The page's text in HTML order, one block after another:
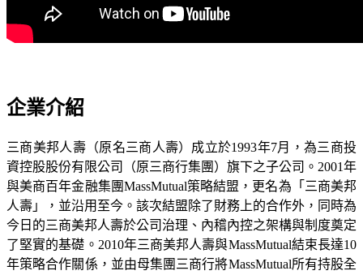
企業介紹
三商美邦人壽（原名三商人壽）成立於1993年7月，為三商投
資控股股份有限公司（原三商行集團）旗下之子公司。2001年
與美商百年金融集團MassMutual策略結盟，更名為「三商美邦
人壽」，並沿用至今。該次結盟除了財務上的合作外，同時為
今日的三商美邦人壽於公司治理、內稽內控之架構與制度奠定
了堅實的基礎。2010年三商美邦人壽與MassMutual結束長達10
年策略合作關係，並由母集團三商行將MassMutual所有持股全